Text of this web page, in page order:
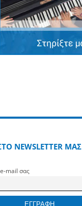
NEWSLETTER ΜΑΣ
mail σας